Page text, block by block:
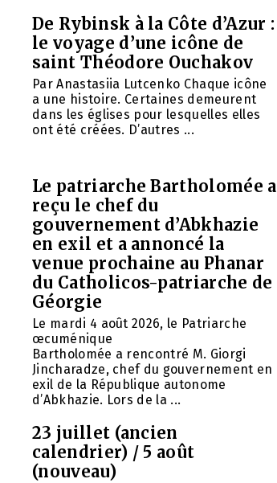
De Rybinsk à la Côte d’Azur :
le voyage d’une icône de
saint Théodore Ouchakov
Par Anastasiia Lutcenko Chaque icône
a une histoire. Certaines demeurent
dans les églises pour lesquelles elles
ont été créées. D’autres ...
Le patriarche Bartholomée a
reçu le chef du
gouvernement d’Abkhazie
en exil et a annoncé la
venue prochaine au Phanar
du Catholicos-patriarche de
Géorgie
Le mardi 4 août 2026, le Patriarche
œcuménique
Bartholomée a rencontré M. Giorgi
Jincharadze, chef du gouvernement en
exil de la République autonome
d’Abkhazie. Lors de la ...
23 juillet (ancien
calendrier) / 5 août
(nouveau)